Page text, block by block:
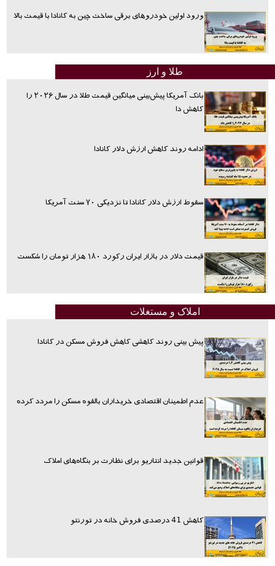
ورود اولین خودروهای برقی ساخت چین به کانادا با قیمت بالا
طلا و ارز
بانک آمریکا پیش‌بینی میانگین قیمت طلا در سال ۲۰۲۶ را
کاهش دا
ادامه روند کاهش ارزش دلار کانادا
سقوط ارزش دلار کانادا تا نزدیکی ۷۰ سنت آمریکا
قیمت دلار در بازار ایران رکورد ۱۸۰ هزار تومان را شکست
املاک و مستغلات
پیش بینی روند کاهشی کاهش فروش مسکن در کانادا
عدم اطمینان اقتصادی خریداران بالقوه مسکن را مردد کرده
قوانین جدید انتاریو برای نظارت بر بنگاه‌های املاک
کاهش 41 درصدی فروش خانه در تورنتو